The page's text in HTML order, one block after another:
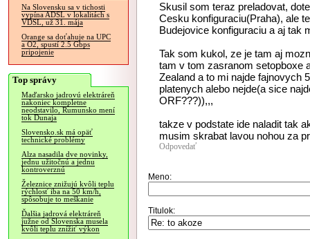
Na Slovensku sa v tichosti
vypína ADSL v lokalitách s
VDSL, už 31. mája
Orange sa doťahuje na UPC
a O2, spustí 2.5 Gbps
pripojenie
Top správy
Maďarsko jadrovú elektráreň
nakoniec kompletne
neodstavilo, Rumunsko mení
tok Dunaja
Slovensko.sk má opäť
technické problémy
Alza nasadila dve novinky,
jednu užitočnú a jednu
kontroverznú
Železnice znižujú kvôli teplu
rýchlosť iba na 50 km/h,
spôsobuje to meškanie
Ďalšia jadrová elektráreň
južne od Slovenska musela
kvôli teplu znížiť výkon
Skusil som teraz preladovat,
Cesku konfiguraciu(Praha), ale
Budejovice konfiguraciu a aj tak
Tak som kukol, ze je tam aj
tam v tom zasranom setopboxe
Zealand a to mi najde fajnovych
platenych alebo nejde(a sice
ORF???)),,,
takze v podstate ide naladit tak
musim skrabat lavou nohou za
Odpovedať
Meno:
Titulok: